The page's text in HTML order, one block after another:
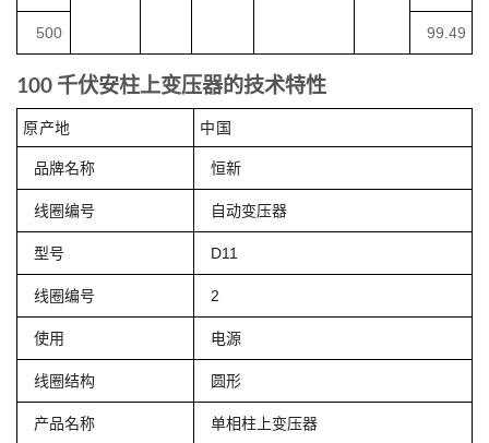
500 99.49
100 千伏安柱上变压器的技术特性
原产地 中国
品牌名称 恒新
线圈编号 自动变压器
型号 D11
线圈编号 2
使用 电源
线圈结构 圆形
产品名称 单相柱上变压器